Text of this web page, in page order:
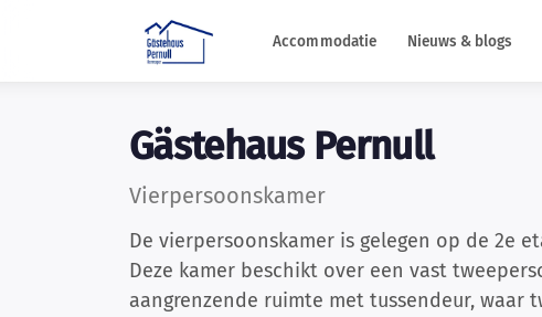
Accommodatie Nieuws & blogs
Gästehaus Pernull
Vierpersoonskamer
De vierpersoonskamer is gelegen op de 2e
Deze kamer beschikt over een vast
aangrenzende ruimte met tussendeur, waar